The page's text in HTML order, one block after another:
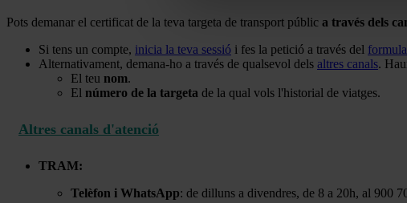
Pots demanar el certificat de la teva targeta de transport públic a través dels
Si tens un compte, inicia la teva sessió i fes la petició a través del
Alternativament, demana-ho a través de qualsevol dels altres canals.
El teu nom.
El número de la targeta de la qual vols l'historial de viatges.
Altres canals d'atenció
TRAM:
Telèfon i WhatsApp: de dilluns a divendres, de 8 a 20h, al 900